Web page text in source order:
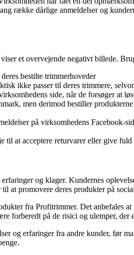
række dårlige anmeldelser og
et overvejende negativt billede.
bestilte trimmerhoveder
ikke passer til deres trimmere,
side, når de forsøger at
men derimod bestiller
på virksomhedens Facebook-
at acceptere returvarer eller give fuld
og klager. Kundernes
at promovere deres produkter på
fra Profitrimmer. Det anbefales
på de risici og ulemper, der
og erfaringer fra andre kunder, før